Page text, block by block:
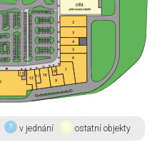
v jednání ostatní objekty